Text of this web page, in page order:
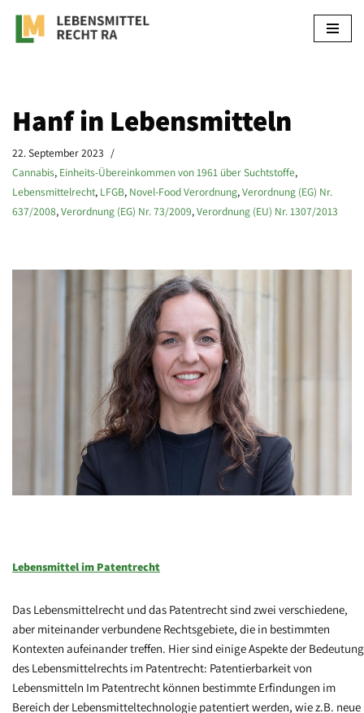
Zum
Hanf in Lebensmitteln
22. September 2023
Cannabis, Einheits-Übereinkommen von 1961 über Suchtstoffe,
Lebensmittelrecht, LFGB, Novel-Food Verordnung, Verordnung (EG) Nr.
637/2008, Verordnung (EG) Nr. 73/2009, Verordnung (EU) Nr. 1307/2013
Lebensmittel im Patentrecht
Das Lebensmittelrecht und das Patentrecht sind zwei verschiedene,
aber miteinander verbundene Rechtsgebiete, die in bestimmten
Kontexten aufeinander treffen. Hier sind einige Aspekte der Bedeutung
des Lebensmittelrechts im Patentrecht: Patentierbarkeit von
Lebensmitteln Im Patentrecht können bestimmte Erfindungen im
Bereich der Lebensmitteltechnologie patentiert werden, wie z.B. neue